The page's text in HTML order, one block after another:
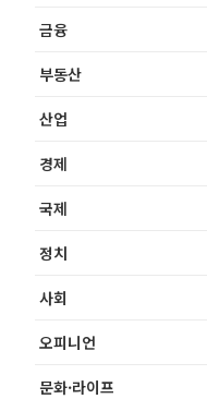
금융
부동산
산업
경제
국제
정치
사회
오피니언
문화·라이프